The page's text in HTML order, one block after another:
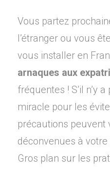
Vous partez
l’étranger ou vous
vous installer en
arnaques aux
fréquentes ! S’il n’y
miracle pour les
précautions peuvent
déconvenues à
Gros plan sur les